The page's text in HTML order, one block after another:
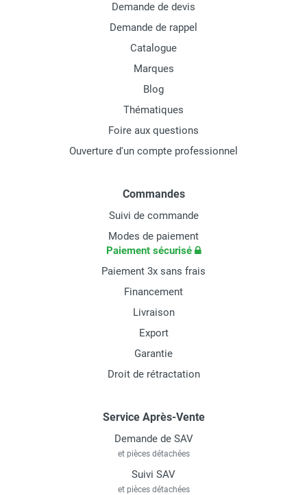
Demande de devis
Demande de rappel
Catalogue
Marques
Blog
Thématiques
Foire aux questions
Ouverture d'un compte professionnel
Commandes
Suivi de commande
Modes de paiement
Paiement sécurisé
Paiement 3x sans frais
Financement
Livraison
Export
Garantie
Droit de rétractation
Service Après-Vente
Demande de SAV
et pièces détachées
Suivi SAV
et pièces détachées